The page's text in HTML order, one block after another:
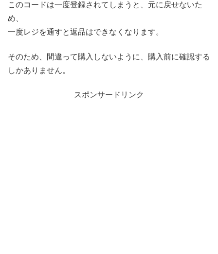
このコードは一度登録されてしまうと、元に戻せないた
め、
一度レジを通すと返品はできなくなります。
そのため、間違って購入しないように、購入前に確認する
しかありません。
スポンサードリンク